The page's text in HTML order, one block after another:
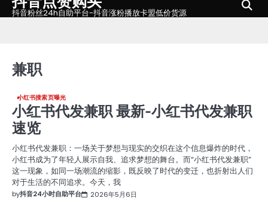
抖音粉丝24h自助平台-抖音涨粉播放卡盟低价货源
兼职
小红书搜索页曝光
小红书代发兼职 最新-小红书代发兼职
速览
小红书代发兼职：一场关于梦想与现实的交织在这个信息爆炸的时代，
小红书成为了年轻人展示自我、追求梦想的舞台。而“小红书代发兼职”
这一现象，如同一场潮流的缩影，既反映了时代的变迁，也折射出人们
对于生活的不同追求。今天，我
by抖音24小时自助平台 2026年5月6日